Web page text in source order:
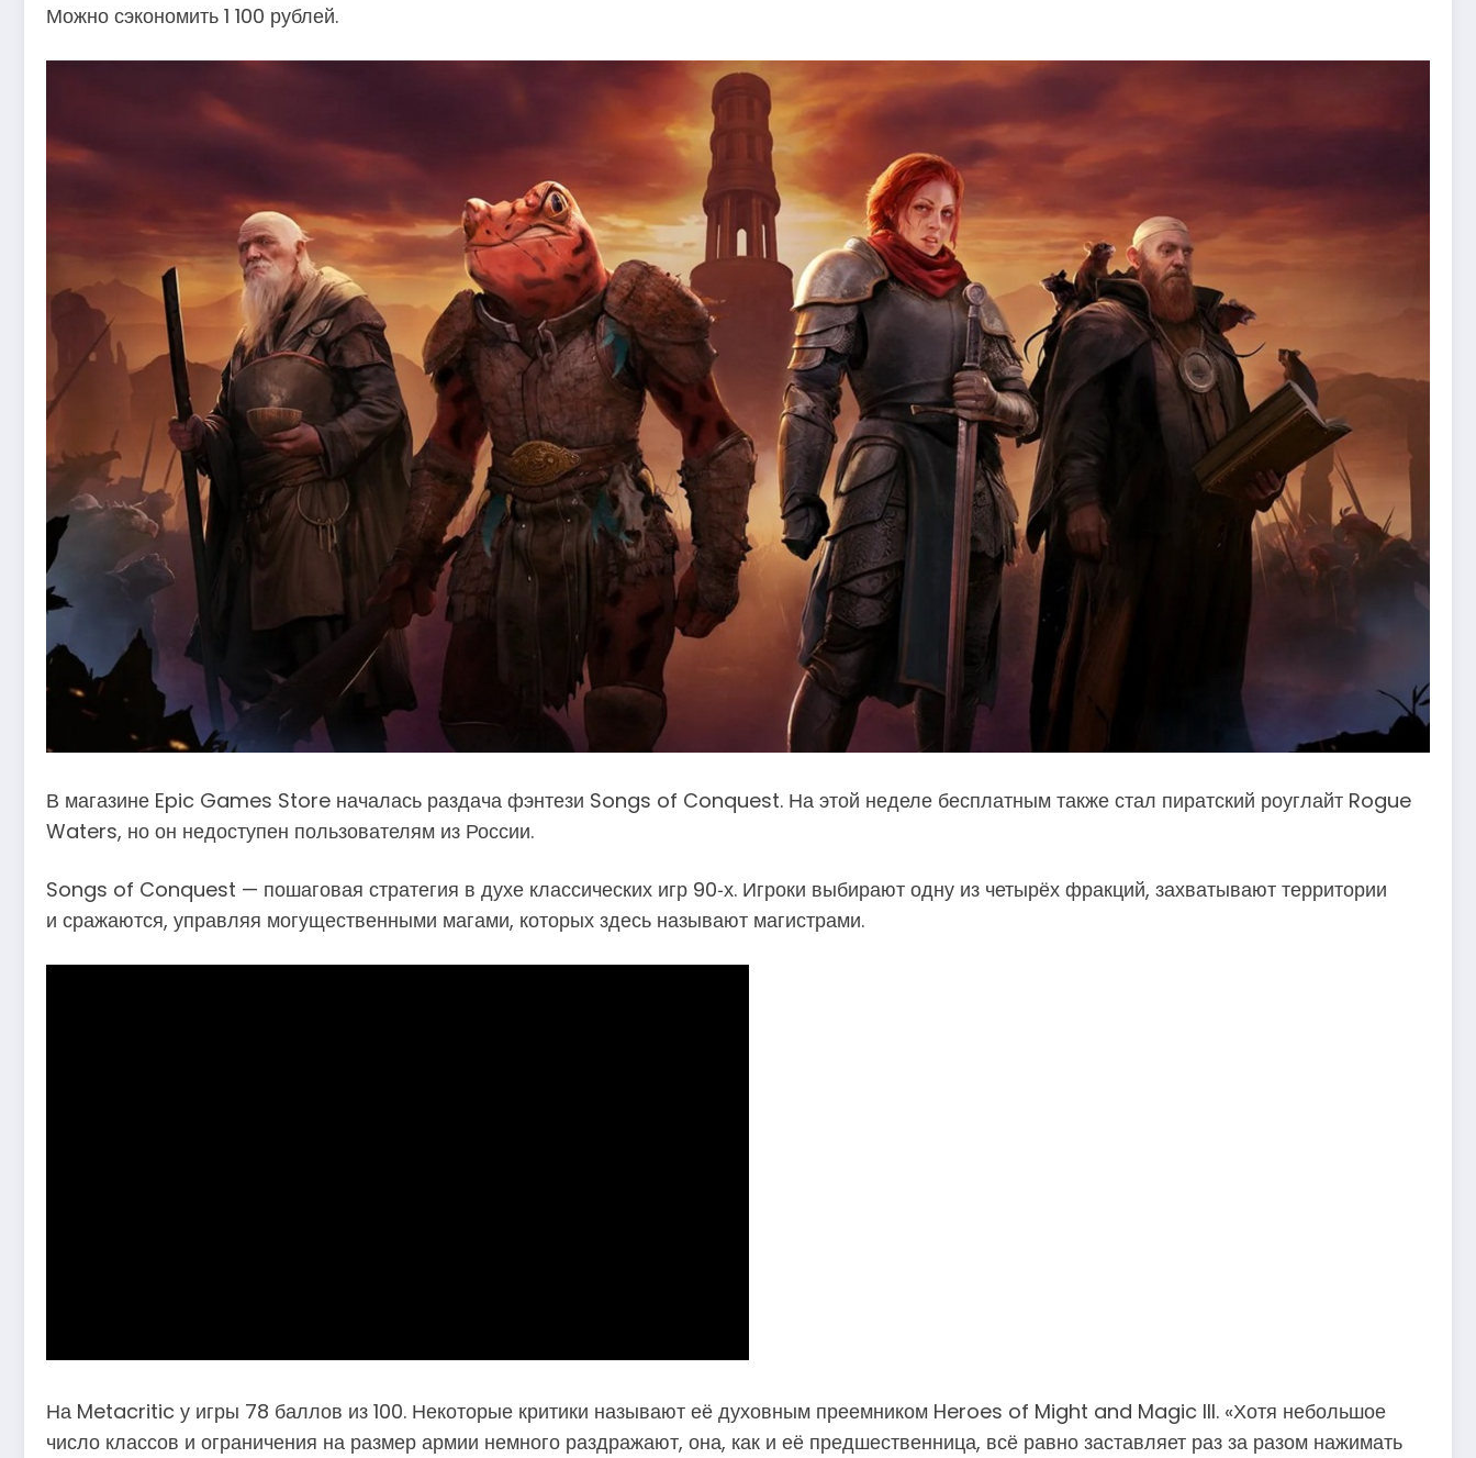
Можно сэкономить 1 100 рублей.
В магазине Epic Games Store началась раздача фэнтези Songs of Conquest. На этой неделе бесплатным также стал пиратский роуглайт Rogue
Waters, но он недоступен пользователям из России.
Songs of Conquest — пошаговая стратегия в духе классических игр 90‑х. Игроки выбирают одну из четырёх фракций, захватывают территории
и сражаются, управляя могущественными магами, которых здесь называют магистрами.
На Metacritic у игры 78 баллов из 100. Некоторые критики называют её духовным преемником Heroes of Might and Magic III. «Хотя небольшое
число классов и ограничения на размер армии немного раздражают, она, как и её предшественница, всё равно заставляет раз за разом нажимать